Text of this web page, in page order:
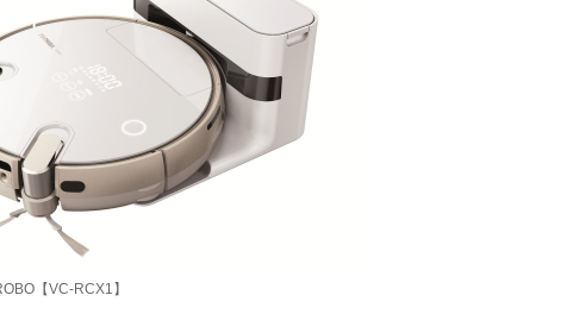
【VC-RCX1】